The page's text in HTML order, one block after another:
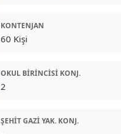
KONTENJAN
60 Kişi
OKUL BIRINCISI KONJ.
2
ŞEHIT GAZI YAK. KONJ.